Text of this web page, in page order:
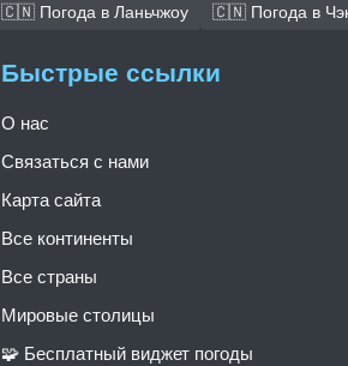
🇨🇳 Погода в Ланьчжоу 🇨🇳 Погода в
Быстрые ссылки
О нас
Связаться с нами
Карта сайта
Все континенты
Все страны
Мировые столицы
🧩 Бесплатный виджет погоды